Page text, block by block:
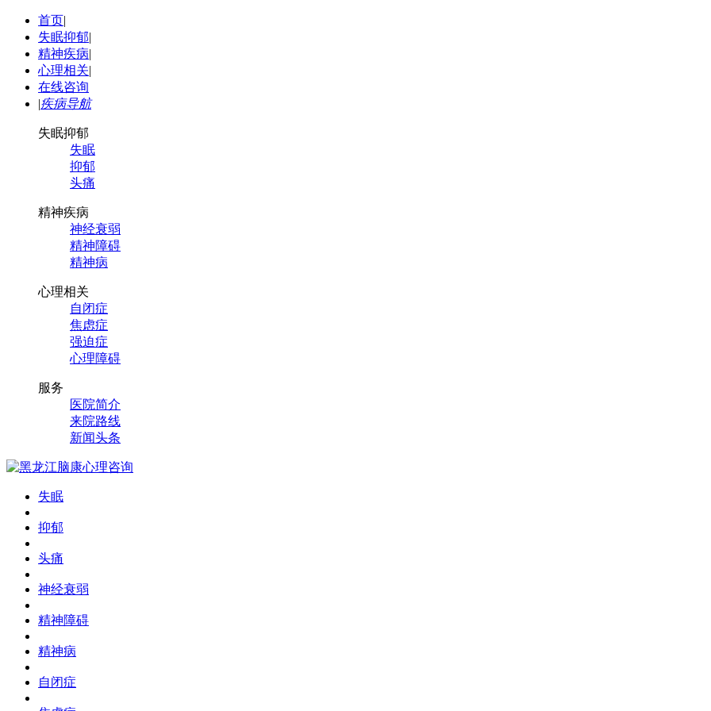
首页|
失眠抑郁|
精神疾病|
心理相关|
在线咨询
|疾病导航
失眠抑郁
失眠
抑郁
头痛
精神疾病
神经衰弱
精神障碍
精神病
心理相关
自闭症
焦虑症
强迫症
心理障碍
服务
医院简介
来院路线
新闻头条
失眠
抑郁
头痛
神经衰弱
精神障碍
精神病
自闭症